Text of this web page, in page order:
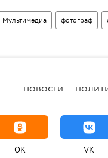
Мультимедиа фотограф
НОВОСТИ
OK VK